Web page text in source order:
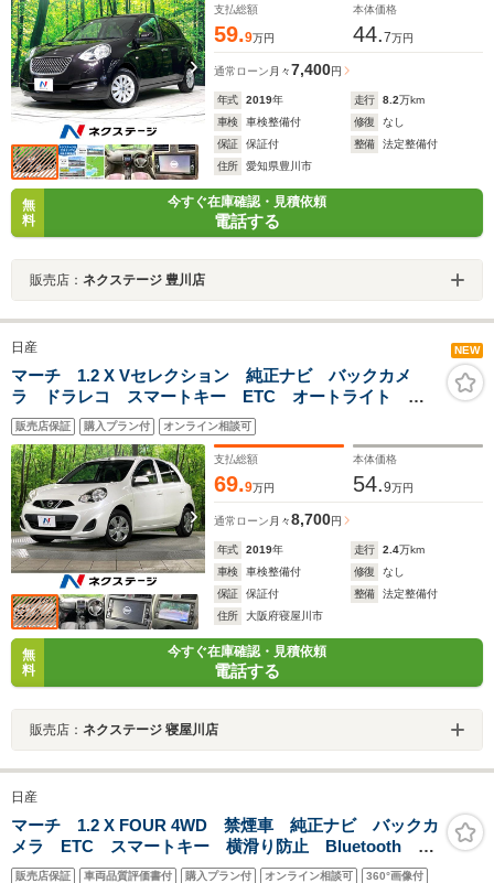
支払総額
59.9万円
本体価格
44.7万円
通常ローン 月々7,400円
年式 2019年 走行 8.2万km
車検
車検整備付 修復
なし
保証
保証付 整備
法定整備付
住所
愛知県豊川市
無
料
今すぐ在庫確認・見積依頼
電話する
販売店： ネクステージ 豊川店
日産 NEW
マーチ 1.2 X Vセレクション 純正ナビ バックカメ
ラ ドラレコ スマートキー ETC オートライト
Bluetooth CD フルセグ
販売店保証 購入プラン付 オンライン相談可
支払総額
69.9万円
本体価格
54.9万円
通常ローン 月々8,700円
年式 2019年 走行 2.4万km
車検
車検整備付 修復
なし
保証
保証付 整備
法定整備付
住所
大阪府寝屋川市
無
料
今すぐ在庫確認・見積依頼
電話する
販売店： ネクステージ 寝屋川店
日産
マーチ 1.2 X FOUR 4WD 禁煙車 純正ナビ バックカ
メラ ETC スマートキー 横滑り防止 Bluetooth パ
ワーウィンドウ ヘッドライトレベライザー トラクシ
販売店保証 車両品質評価書付 購入プラン付 オンライン相談可 360°画像付